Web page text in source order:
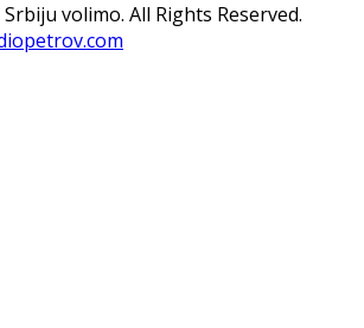
volimo. All Rights Reserved.